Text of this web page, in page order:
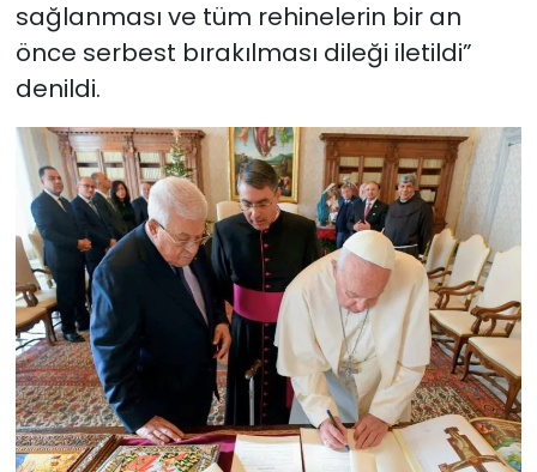
sağlanması ve tüm rehinelerin bir an
önce serbest bırakılması dileği iletildi”
denildi.